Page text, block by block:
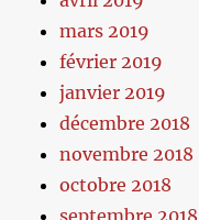
mars 2019
février 2019
janvier 2019
décembre 2018
novembre 2018
octobre 2018
septembre 2018